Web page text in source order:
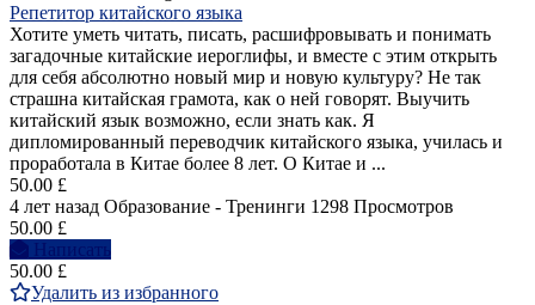
Репетитор китайского языка
Хотите уметь читать, писать, расшифровывать и понимать
загадочные китайские иероглифы, и вместе с этим открыть
для себя абсолютно новый мир и новую культуру? Не так
страшна китайская грамота, как о ней говорят. Выучить
китайский язык возможно, если знать как. Я
дипломированный переводчик китайского языка, училась и
проработала в Китае более 8 лет. О Китае и ...
50.00 £
4 лет назад Образование - Тренинги 1298 Просмотров
50.00 £
Написать
50.00 £
Удалить из избранного